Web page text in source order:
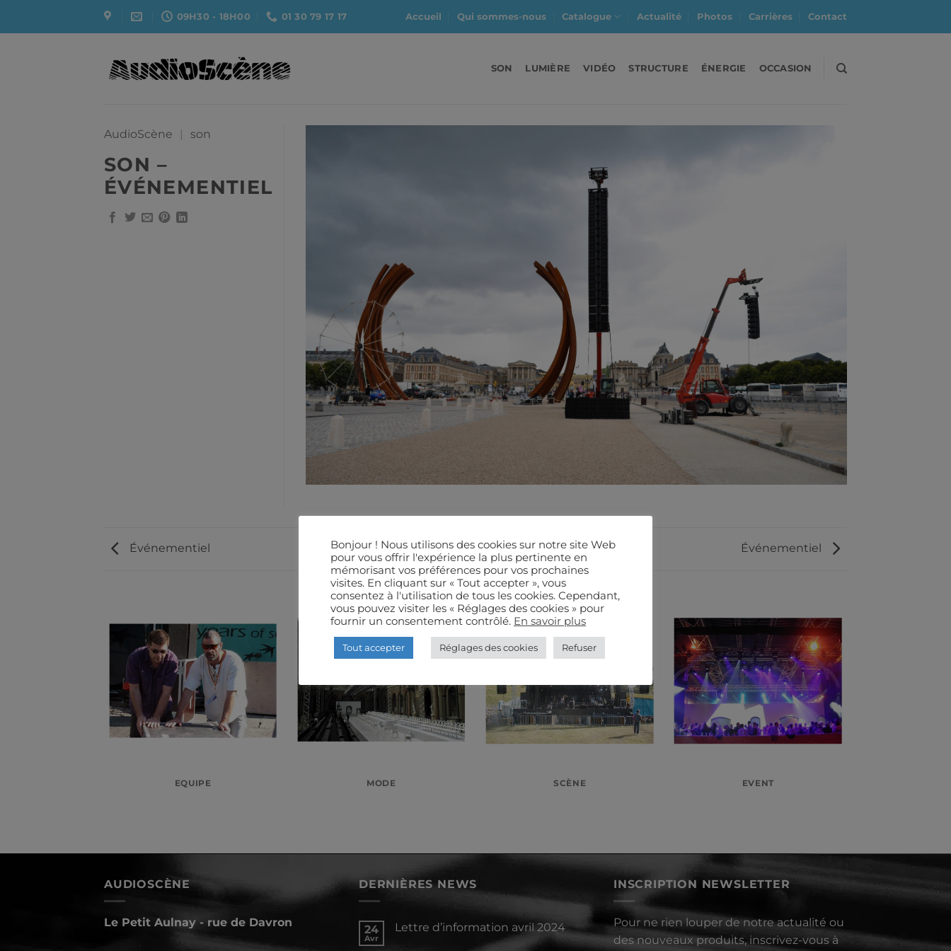
09H30 - 18H00 01 30 79 17 17 Accueil Qui sommes-nous Catalogue Actualité Photos Carrières Contact
SON LUMIÈRE VIDÉO STRUCTURE ÉNERGIE OCCASION
AudioScène | son
SON –
ÉVÉNEMENTIEL
Événementiel Événementiel
EQUIPE MODE SCÈNE EVENT
AUDIOSCÈNE
Le Petit Aulnay - rue de Davron
DERNIÈRES NEWS
24
Avr
Lettre d’information avril 2024
INSCRIPTION NEWSLETTER
Pour ne rien louper de notre actualité ou
des nouveaux produits, inscrivez-vous à
Bonjour ! Nous utilisons des cookies sur notre site Web
pour vous offrir l'expérience la plus pertinente en
mémorisant vos préférences pour vos prochaines
visites. En cliquant sur « Tout accepter », vous
consentez à l'utilisation de tous les cookies. Cependant,
vous pouvez visiter les « Réglages des cookies » pour
fournir un consentement contrôlé. En savoir plus
Tout accepter Réglages des cookies Refuser